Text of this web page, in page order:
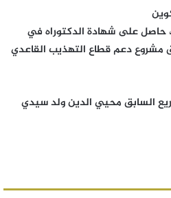
حاصل على شهادة الدكتوراه في
دعم قطاع التهذيب القاعدي
السابق محيي الدين ولد سيدي